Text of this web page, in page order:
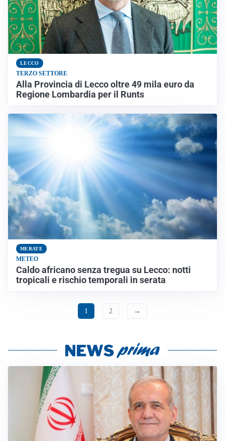
LECCO
TERZO SETTORE
Alla Provincia di Lecco oltre 49 mila euro da
Regione Lombardia per il Runts
MERATE
METEO
Caldo africano senza tregua su Lecco: notti
tropicali e rischio temporali in serata
1 2 →